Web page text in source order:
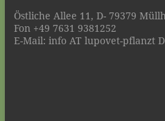
Östliche Allee 11, D- 79379
Fon +49 7631 9381252
E-Mail: info AT lupovet-pflanzt